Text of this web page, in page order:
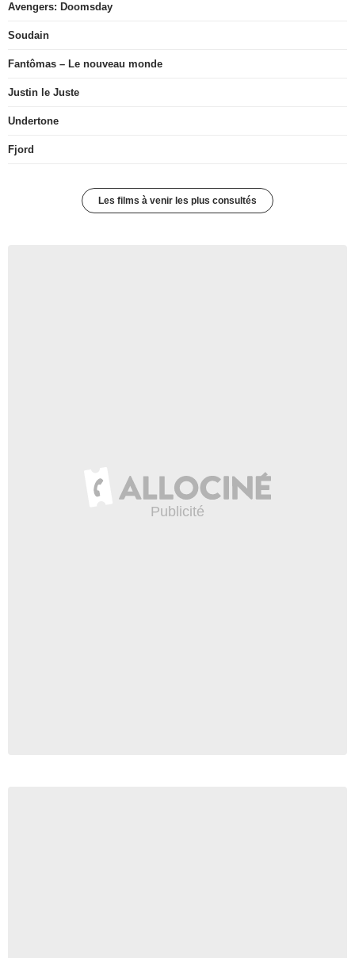
Avengers: Doomsday
Soudain
Fantômas – Le nouveau monde
Justin le Juste
Undertone
Fjord
Les films à venir les plus consultés